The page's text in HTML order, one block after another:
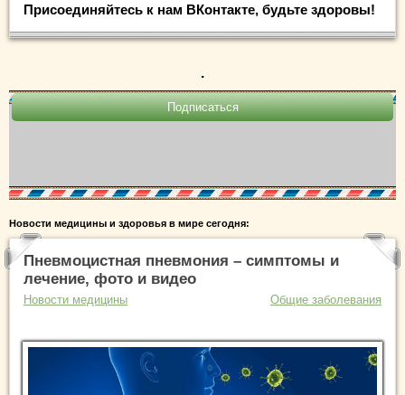
Присоединяйтесь к нам ВКонтакте, будьте здоровы!
.
Новости медицины и здоровья в мире сегодня:
Пневмоцистная пневмония – симптомы и
лечение, фото и видео
Новости медицины Общие заболевания